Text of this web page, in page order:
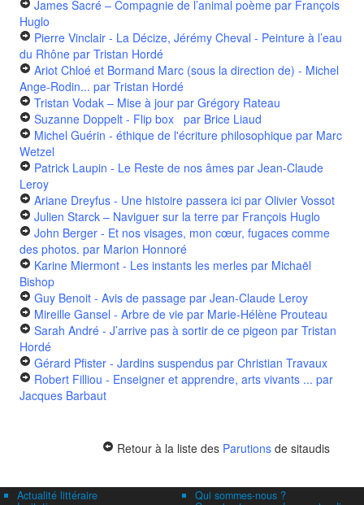
James Sacré – Compagnie de l’animal poème par François
Huglo
Pierre Vinclair - La Décize, Jérémy Cheval - Peinture à l’eau
du Rhône par Tristan Hordé
Ariot Chloé et Bormand Marc (sous la direction de) - Michel
Ange-Rodin... par Tristan Hordé
Tristan Vodak – Mise à jour par Grégory Rateau
Suzanne Doppelt - Flip box par Brice Liaud
Michel Guérin - éthique de l'écriture philosophique par Marc
Wetzel
Patrick Laupin - Le Reste de nos âmes par Jean-Claude
Leroy
Ariane Dreyfus - Une histoire passera ici par Olivier Vossot
Julien Starck – Naviguer sur la terre par François Huglo
John Berger - Et nos visages, mon cœur, fugaces comme
des photos. par Marion Honnoré
Karine Miermont - Les instants les merles par Michaël
Bishop
Guy Benoit - Avis de passage par Jean-Claude Leroy
Mireille Gansel - Arbre de vie par Marie-Hélène Prouteau
Sarah André - J’arrive pas à sortir de ce pigeon par Tristan
Hordé
Gérard Pfister - Jardins suspendus par Christian Travaux
Robert Filliou - Enseigner et apprendre, arts vivants ... par
Jacques Barbaut
Retour à la liste des Parutions de sitaudis
Actualité littéraire Qui sommes-nous ?